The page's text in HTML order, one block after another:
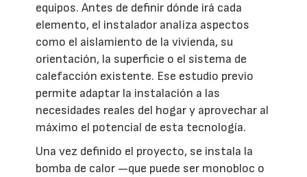
equipos. Antes de definir dónde irá cada
elemento, el instalador analiza aspectos
como el aislamiento de la vivienda, su
orientación, la superficie o el sistema de
calefacción existente. Ese estudio previo
permite adaptar la instalación a las
necesidades reales del hogar y aprovechar al
máximo el potencial de esta tecnología.
Una vez definido el proyecto, se instala la
bomba de calor —que puede ser monobloc o